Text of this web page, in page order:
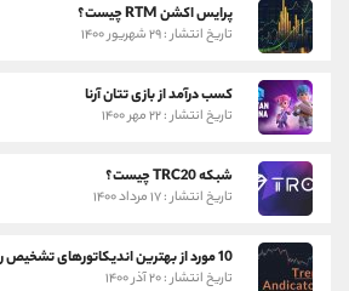
پرایس اکشن RTM چیست؟
تاریخ انتشار : ۲۹ شهریور ۱۴۰۰
کسب درآمد از بازی تتان آرنا
تاریخ انتشار : ۲۲ مهر ۱۴۰۰
شبکه TRC20 چیست؟
تاریخ انتشار : ۱۷ مرداد ۱۴۰۰
10 مورد از بهترین اندیکاتورهای تشخیص روند
تاریخ انتشار : ۲۰ آذر ۱۴۰۰